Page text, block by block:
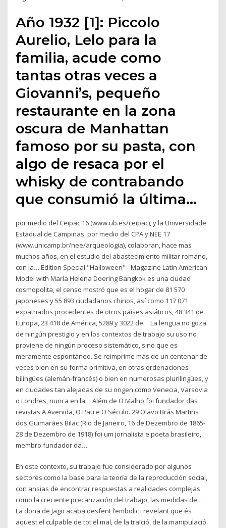
Año 1932 [1]: Piccolo
Aurelio, Lelo para la
familia, acude como
tantas otras veces a
Giovanni’s, pequeño
restaurante en la zona
oscura de Manhattan
famoso por su pasta, con
algo de resaca por el
whisky de contrabando
que consumió la última…
por medio del Ceipac 16 (www.ub.es/ceipac), y la Universidade
Estadual de Campinas, por medio del CPA y NEE 17
(www.unicamp.br/nee/arqueologia), colaboran, hace mas
muchos años, en el estudio del abastecimiento militar romano,
con la… Edition Special "Halloween" - Magazine Latin American
Model with María Helena Doering Bangkok es una ciudad
cosmopolita, el censo mostró que es el hogar de 81 570
japoneses y 55 893 ciudadanos chinos, así como 117 071
expatriados procedentes de otros países asiáticos, 48 341 de
Europa, 23 418 de América, 5289 y 3022 de… La lengua no goza
de ningún prestigio y en los contextos de trabajo su uso no
proviene de ningún proceso sistemático, sino que es
meramente espontáneo. Se reimprime más de un centenar de
veces bien en su forma primitiva, en otras ordenaciones
bilingües (alemán-francés) o bien en numerosas plurilingües, y
en ciudades tan alejadas de su origen como Venecia, Varsovia
o Londres, nunca en la… Além de O Malho foi fundador das
revistas A Avenida, O Pau e O Século. 29 Olavo Brás Martins
dos Guimarães Bilac (Rio de Janeiro, 16 de Dezembro de 1865-
28 de Dezembro de 1918) foi um jornalista e poeta brasileiro,
membro fundador da…
En este contexto, su trabajo fue considerado por algunos
sectores como la base para la teoría de la reproducción social,
con ansias de encontrar respuestas a realidades complejas
como la creciente precarización del trabajo, las medidas de…
La dona de Jago acaba desfent l’embolic i revelant que és
aquest el culpable de tot el mal, de la traïció, de la manipulació.